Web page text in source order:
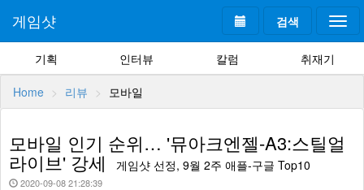
검색
게임샷
기획 인터뷰 칼럼 취재기
Home 리뷰 모바일
모바일 인기 순위… '뮤아크엔젤-A3:스틸얼
라이브' 강세 게임샷 선정, 9월 2주 애플-구글 Top10
2020-09-08 21:28:39